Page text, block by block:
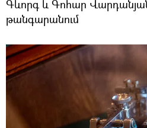
Գևորգ և Գոհար
թանգարանում